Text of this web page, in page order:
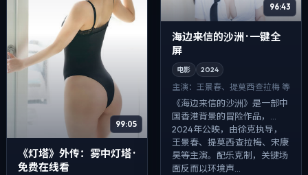
99:05
《灯塔》外传：雾中灯塔 ·
免费在线看
96:43
海边来信的沙洲 · 一键全
屏
电影 2024
主演： 王景春、提莫西·查拉梅 等
《海边来信的沙洲》是一部中
国香港背景的冒险作品，
2024年公映，由徐克执导，
王景春、提莫西·查拉梅、宋康
昊等主演。配乐克制，关键场
面反而以环境声...